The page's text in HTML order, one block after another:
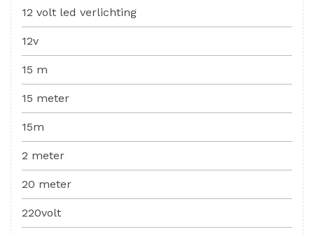
12 volt led verlichting
12v
15 m
15 meter
15m
2 meter
20 meter
220volt